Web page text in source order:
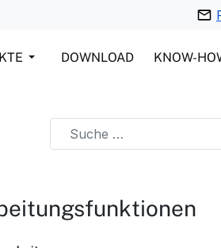
DOWNLOAD KNOW-